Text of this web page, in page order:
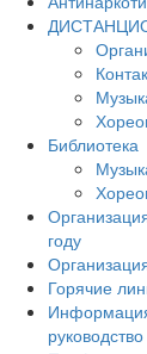
Библиотека
году
Горячие